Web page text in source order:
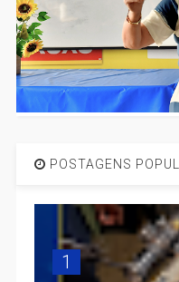
POSTAGENS
1